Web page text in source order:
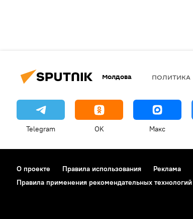
Молдова ПОЛИТИКА
Telegram OK Макс
О проекте Правила использования Реклама
Правила применения рекомендательных технологий